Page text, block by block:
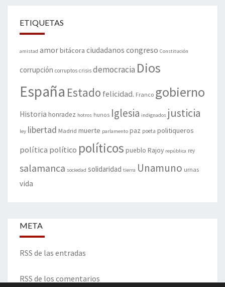
ETIQUETAS
amistad amorbitácora ciudadanos congreso Constitución
corrupción corruptos crisis democracia Dios
España Estado felicidad. Franco gobierno
Historia honradez hotros hunos Iglesia indignados justicia
ley libertad Madrid muerte parlamento paz poeta politiqueros
política político políticos pueblo Rajoy república rey
salamanca sociedad solidaridad tierra Unamuno urnas
vida
META
RSS de las entradas
RSS de los comentarios